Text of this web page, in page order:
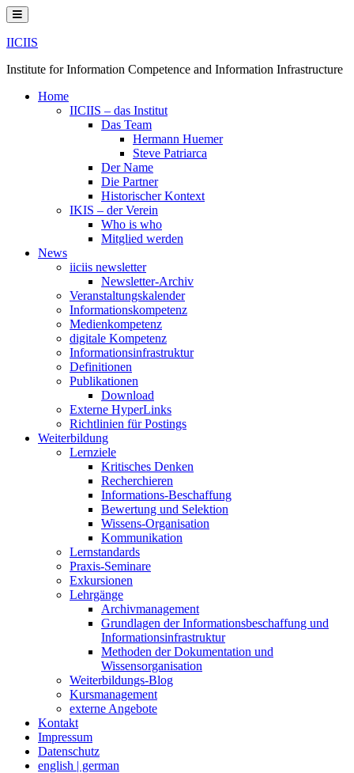
Skip
to
content
IICIIS
Institute for Information Competence and Information Infrastructure
Home
IICIIS – das Institut
Das Team
Hermann Huemer
Steve Patriarca
Der Name
Die Partner
Historischer Kontext
IKIS – der Verein
Who is who
Mitglied werden
News
iiciis newsletter
Newsletter-Archiv
Veranstaltungskalender
Informationskompetenz
Medienkompetenz
digitale Kompetenz
Informationsinfrastruktur
Definitionen
Publikationen
Download
Externe HyperLinks
Richtlinien für Postings
Weiterbildung
Lernziele
Kritisches Denken
Recherchieren
Informations-Beschaffung
Bewertung und Selektion
Wissens-Organisation
Kommunikation
Lernstandards
Praxis-Seminare
Exkursionen
Lehrgänge
Archivmanagement
Grundlagen der Informationsbeschaffung und
Informationsinfrastruktur
Methoden der Dokumentation und
Wissensorganisation
Weiterbildungs-Blog
Kursmanagement
externe Angebote
Kontakt
Impressum
Datenschutz
english | german